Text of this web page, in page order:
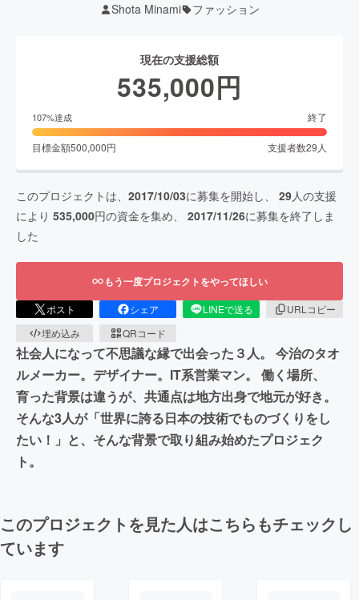
Shota Minami ファッション
現在の支援総額
535,000円
107%達成 終了
目標金額500,000円 支援者数29 人
このプロジェクトは、 2017/10/03に募集を開始し、 29人の支援
により 535,000円の資金を集め、 2017/11/26に募集を終了しま
した
もう一度プロジェクトをやってほしい
ポスト シェア LINEで送る
URLコピー
埋め込み
QRコード
社会人になって不思議な縁で出会った３人。 今治のタオ
ルメーカー。デザイナー。IT系営業マン。 働く場所、
育った背景は違うが、共通点は地方出身で地元が好き。
そんな3人が「世界に誇る日本の技術でものづくりをし
たい！」と、そんな背景で取り組み始めたプロジェク
ト。
このプロジェクトを見た人はこちらもチェックし
ています